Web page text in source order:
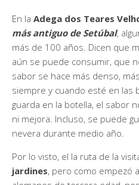
En la Adega dos Teares
más antiguo de Setúbal,
más de 100 años. Dicen que
aún se puede consumir, que
sabor se hace más denso,
siempre y cuando esté en las
guarda en la botella, el sabor
ni mejora. Incluso, se puede
nevera durante medio año.
Por lo visto, el la ruta de la
jardines, pero como empezó